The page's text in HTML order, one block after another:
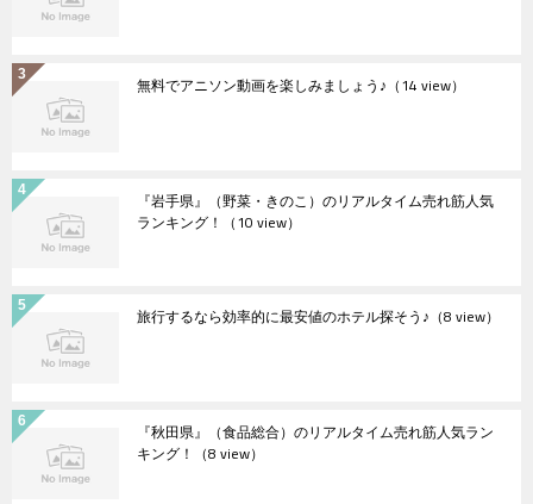
無料でアニソン動画を楽しみましょう♪ （14 view）
『岩手県』（野菜・きのこ）のリアルタイム売れ筋人気
ランキング！ （10 view）
旅行するなら効率的に最安値のホテル探そう♪ （8 view）
『秋田県』（食品総合）のリアルタイム売れ筋人気ラン
キング！ （8 view）